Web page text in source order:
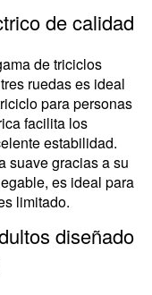
de calidad
de triciclos
ruedas es ideal
para personas
facilita los
estabilidad.
suave gracias a su
es ideal para
limitado.
diseñado